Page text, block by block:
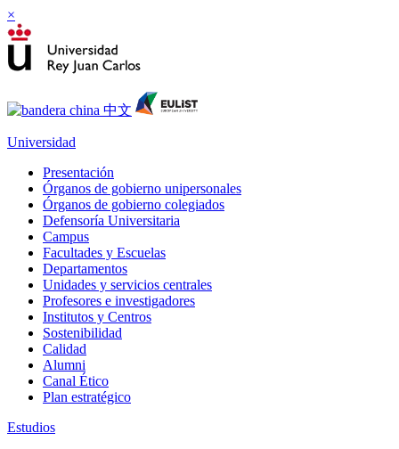
×
Universidad
Presentación
Órganos de gobierno unipersonales
Órganos de gobierno colegiados
Defensoría Universitaria
Campus
Facultades y Escuelas
Departamentos
Unidades y servicios centrales
Profesores e investigadores
Institutos y Centros
Sostenibilidad
Calidad
Alumni
Canal Ético
Plan estratégico
Estudios